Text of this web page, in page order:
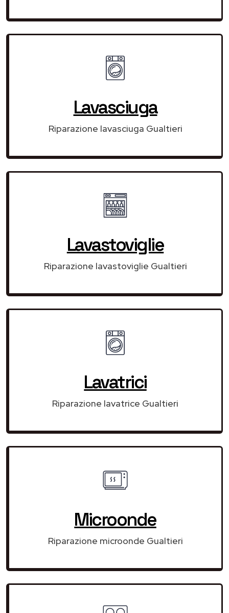
Lavasciuga
Riparazione lavasciuga Gualtieri
Lavastoviglie
Riparazione lavastoviglie Gualtieri
Lavatrici
Riparazione lavatrice Gualtieri
Microonde
Riparazione microonde Gualtieri